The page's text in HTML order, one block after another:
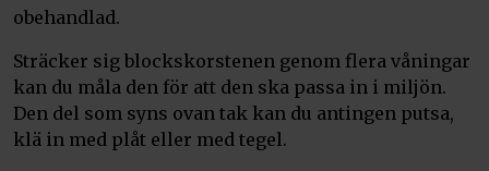
obehandlad.
Sträcker sig blockskorstenen genom flera våningar
kan du måla den för att den ska passa in i miljön.
Den del som syns ovan tak kan du antingen putsa,
klä in med plåt eller med tegel.